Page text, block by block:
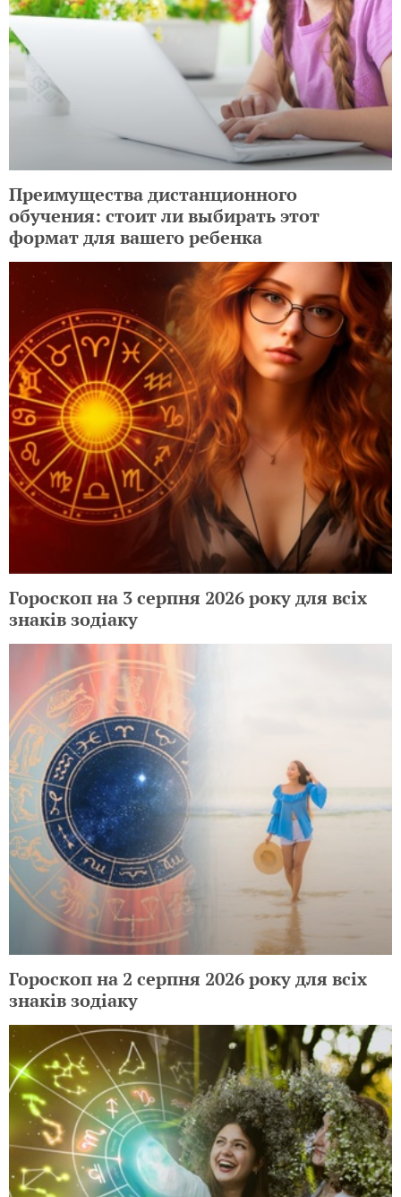
Преимущества дистанционного
обучения: стоит ли выбирать этот
формат для вашего ребенка
Гороскоп на 3 серпня 2026 року для всіх
знаків зодіаку
Гороскоп на 2 серпня 2026 року для всіх
знаків зодіаку